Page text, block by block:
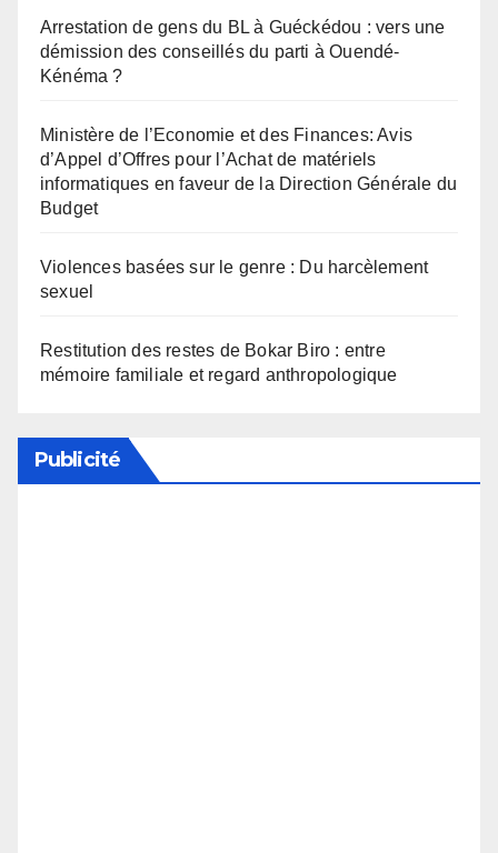
Arrestation de gens du BL à Guéckédou : vers une
démission des conseillés du parti à Ouendé-
Kénéma ?
Ministère de l’Economie et des Finances: Avis
d’Appel d’Offres pour l’Achat de matériels
informatiques en faveur de la Direction Générale du
Budget
Violences basées sur le genre : Du harcèlement
sexuel
Restitution des restes de Bokar Biro : entre
mémoire familiale et regard anthropologique
Publicité